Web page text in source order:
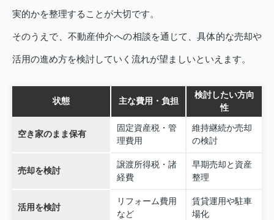
実的かを整理することが大切です。
そのうえで、不動産仲介への相談を通じて、具体的な売却や
活用の進め方を検討していく流れが望ましいといえます。
状態 主な費用・負担
検討したい方向
性
空き家のまま保有
固定資産税・管
理費用
維持継続か売却
の検討
売却を検討
譲渡所得税・諸
経費
早期売却と資産
整理
活用を検討
リフォーム費用
など
賃貸運用や駐車
場化